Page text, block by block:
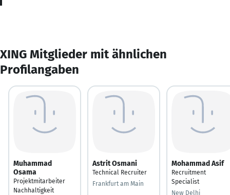
XING Mitglieder mit ähnlichen
Profilangaben
Muhammad
Osama
Projektmitarbeiter
Nachhaltigkeit
Astrit Osmani
Technical Recruiter
Frankfurt am Main
Mohammad Asif
Recruitment
Specialist
New Delhi